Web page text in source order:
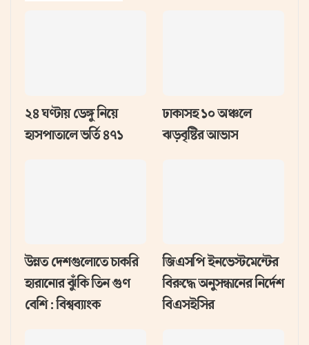
২৪ ঘণ্টায় ডেঙ্গু নিয়ে
হাসপাতালে ভর্তি ৪৭১
ঢাকাসহ ১০ অঞ্চলে
ঝড়বৃষ্টির আভাস
উন্নত দেশগুলোতে চাকরি
হারানোর ঝুঁকি তিন গুণ
বেশি : বিশ্বব্যাংক
জিএসপি ইনভেস্টমেন্টের
বিরুদ্ধে অনুসন্ধানের নির্দেশ
বিএসইসির